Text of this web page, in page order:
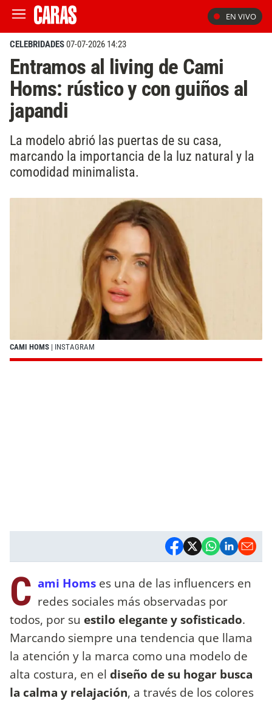
EN VIVO
CELEBRIDADES07-07-2026 14:23
Entramos al living de Cami
Homs: rústico y con guiños al
japandi
La modelo abrió las puertas de su casa,
marcando la importancia de la luz natural y la
comodidad minimalista.
CAMI HOMS | INSTAGRAM
C ami Homs es una de las influencers en
redes sociales más observadas por
todos, por su estilo elegante y sofisticado.
Marcando siempre una tendencia que llama
la atención y la marca como una modelo de
alta costura, en el diseño de su hogar busca
la calma y relajación, a través de los colores